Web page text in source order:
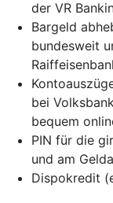
der VR
Bargeld
bundesweit
bei
bequem
PIN für die
und am
Dispokredit